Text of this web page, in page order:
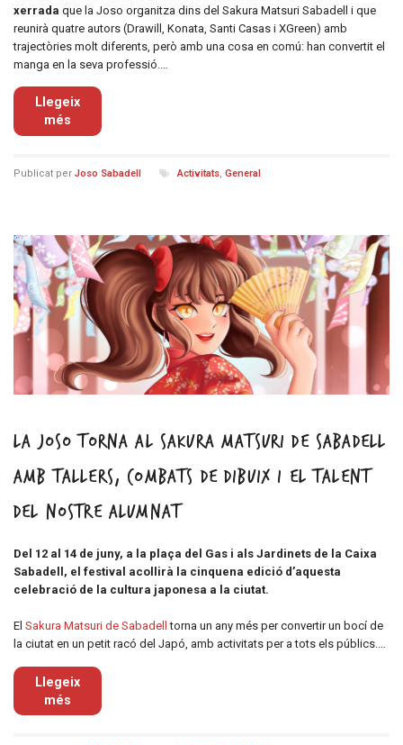
xerrada que la Joso organitza dins del Sakura Matsuri Sabadell i que
reunirà quatre autors (Drawill, Konata, Santi Casas i XGreen) amb
trajectòries molt diferents, però amb una cosa en comú: han convertit el
manga en la seva professió.…
Llegeix
més
Publicat per Joso Sabadell Activitats General
La Joso torna al Sakura Matsuri de Sabadell
amb tallers, combats de dibuix i el talent
del nostre alumnat
Del 12 al 14 de juny, a la plaça del Gas i als Jardinets de la Caixa
Sabadell, el festival acollirà la cinquena edició d’aquesta
celebració de la cultura japonesa a la ciutat.
El Sakura Matsuri de Sabadell torna un any més per convertir un bocí de
la ciutat en un petit racó del Japó, amb activitats per a tots els públics.…
Llegeix
més